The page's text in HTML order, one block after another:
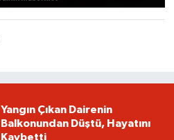
Yangın Çıkan Dairenin
Balkonundan Düştü, Hayatını
Kaybetti